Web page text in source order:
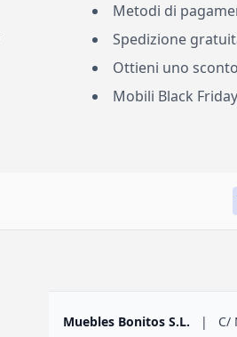
Metodi di
Spedizione
Ottieni uno
Mobili Black Friday
Muebles Bonitos S.L. | C/